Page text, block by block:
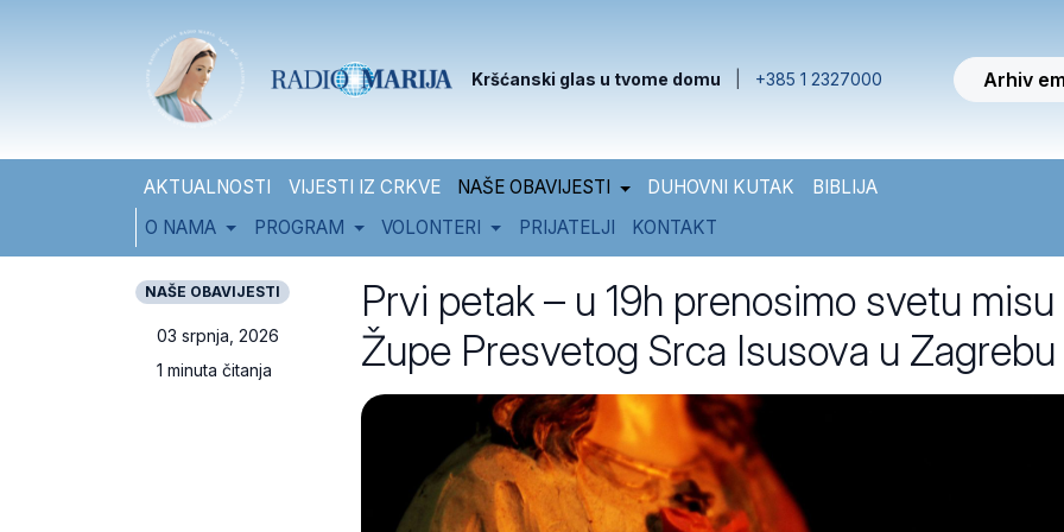
Kršćanski glas u tvome domu +385 1 2327000 Arhiv
AKTUALNOSTI VIJESTI IZ CRKVE NAŠE OBAVIJESTI DUHOVNI KUTAK
BIBLIJA
O NAMA
PROGRAM VOLONTERI PRIJATELJI KONTAKT
NAŠE OBAVIJESTI
03 srpnja, 2026
1 minuta čitanja
Prvi petak – u 19h prenosimo svetu misu
Župe Presvetog Srca Isusova u Zagrebu